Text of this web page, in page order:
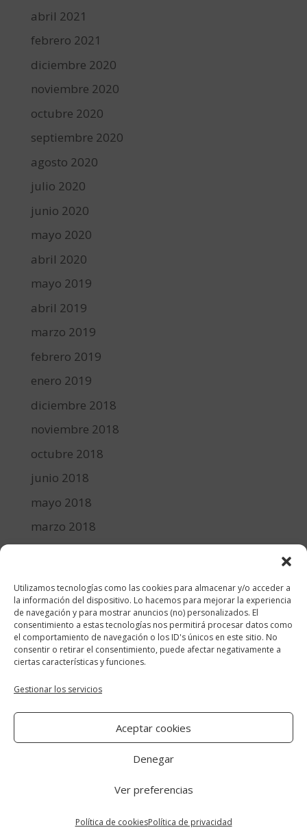
Utilizamos tecnologías como las cookies para almacenar y/o acceder a
la información del dispositivo. Lo hacemos para mejorar la experiencia
de navegación y para mostrar anuncios (no) personalizados. El
consentimiento a estas tecnologías nos permitirá procesar datos como
el comportamiento de navegación o los ID's únicos en este sitio. No
consentir o retirar el consentimiento, puede afectar negativamente a
ciertas características y funciones.
Gestionar los servicios
Aceptar cookies
Denegar
Ver preferencias
Política de cookiesPolítica de privacidad
abril 2021
febrero 2021
diciembre 2020
noviembre 2020
octubre 2020
septiembre 2020
agosto 2020
julio 2020
junio 2020
mayo 2020
abril 2020
mayo 2019
abril 2019
marzo 2019
febrero 2019
enero 2019
diciembre 2018
noviembre 2018
octubre 2018
junio 2018
mayo 2018
marzo 2018
diciembre 2017
Categorías
cocina y recetas
general
lifestyle
manualidades-diy
de privacidad